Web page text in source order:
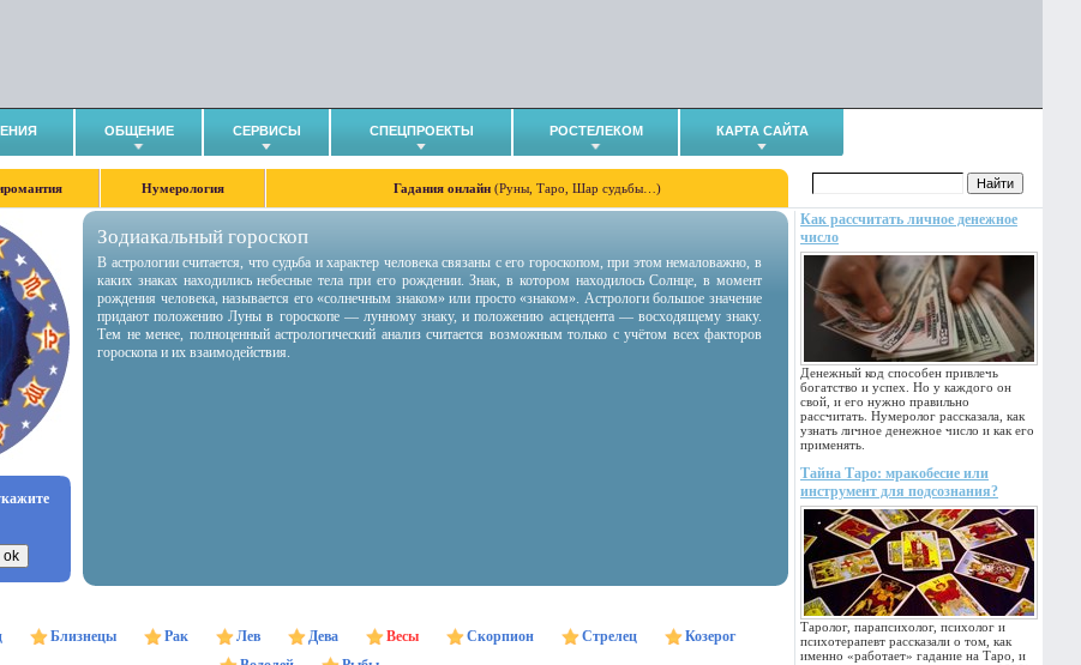
ОБЩЕНИЕ СЕРВИСЫ СПЕЦПРОЕКТЫ РОСТЕЛЕКОМ КАРТА САЙТА
Нумерология Гадания онлайн (Руны, Таро, Шар судьбы…)
Как рассчитать личное денежное
число
Денежный код способен привлечь
богатство и успех. Но у каждого он
свой, и его нужно правильно
рассчитать. Нумеролог рассказала, как
узнать личное денежное число и как его
применять.
Тайна Таро: мракобесие или
инструмент для подсознания?
Таролог, парапсихолог, психолог и
психотерапевт рассказали о том, как
именно «работает» гадание на Таро, и
Зодиакальный гороскоп
В астрологии считается, что судьба и характер человека связаны с его гороскопом, при этом немаловажно, в
каких знаках находились небесные тела при его рождении. Знак, в котором находилось Солнце, в момент
рождения человека, называется его «солнечным знаком» или просто «знаком». Астрологи большое значение
придают положению Луны в гороскопе — лунному знаку, и положению асцендента — восходящему знаку.
Тем не менее, полноценный астрологический анализ считается возможным только с учётом всех факторов
гороскопа и их взаимодействия.
Близнецы Рак Лев Дева Весы Скорпион Стрелец
Козерог